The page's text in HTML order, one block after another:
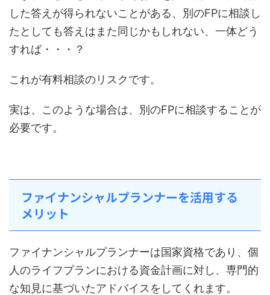
した答えが得られないことがある、別のFPに相談し
たとしても答えはまた同じかもしれない、一体どう
すれば・・・？
これが有料相談のリスクです。
実は、このような場合は、別のFPに相談することが
必要です。
ファイナンシャルプランナーを活用する
メリット
ファイナンシャルプランナーは国家資格であり、個
人のライフプランにおける資金計画に対し、専門的
な知見に基づいたアドバイスをしてくれます。